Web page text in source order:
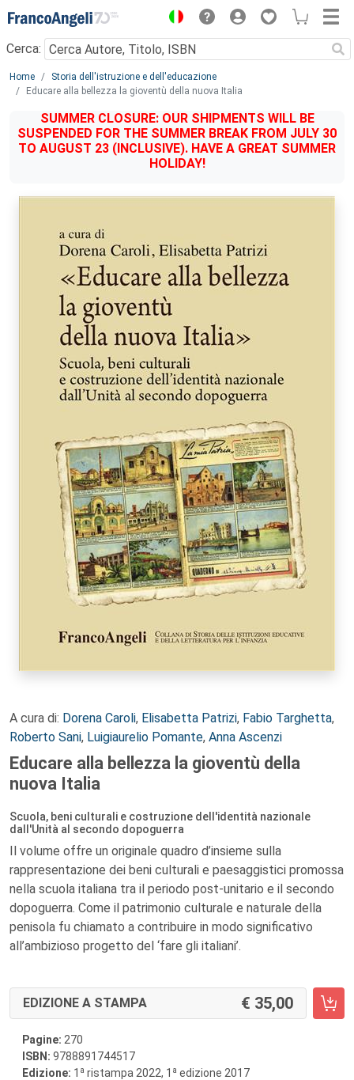
Menu
Cerca:
Main content
Home
Storia dell'istruzione e dell'educazione
Educare alla bellezza la gioventù della nuova Italia
SUMMER CLOSURE: OUR SHIPMENTS WILL BE
SUSPENDED FOR THE SUMMER BREAK FROM JULY 30
TO AUGUST 23 (INCLUSIVE). HAVE A GREAT SUMMER
HOLIDAY!
A cura di: Dorena Caroli, Elisabetta Patrizi, Fabio Targhetta,
Roberto Sani, Luigiaurelio Pomante, Anna Ascenzi
Educare alla bellezza la gioventù della
nuova Italia
Scuola, beni culturali e costruzione dell'identità nazionale
dall'Unità al secondo dopoguerra
Il volume offre un originale quadro d’insieme sulla
rappresentazione dei beni culturali e paesaggistici promossa
nella scuola italiana tra il periodo post-unitario e il secondo
dopoguerra. Come il patrimonio culturale e naturale della
penisola fu chiamato a contribuire in modo significativo
all’ambizioso progetto del ‘fare gli italiani’.
EDIZIONE A STAMPA 35,00
Pagine: 270
ISBN: 9788891744517
Edizione: 1 a ristampa 2022, 1 a edizione 2017